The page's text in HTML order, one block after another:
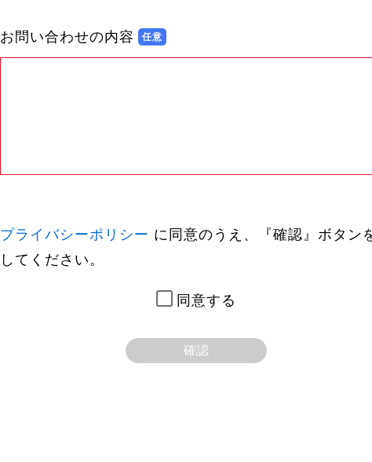
お問い合わせの内容
プライバシーポリシー に同意のうえ、『確認』ボタン
してください。
同意する
確認